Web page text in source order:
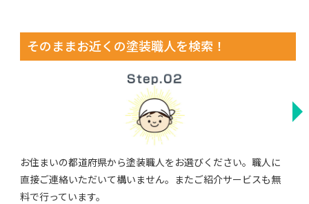
そのままお近くの塗装職人を検索！
お住まいの都道府県から塗装職人をお選びください。職人に
直接ご連絡いただいて構いません。またご紹介サービスも無
料で行っています。